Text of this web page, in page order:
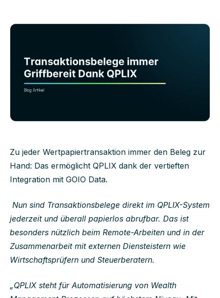
Zu jeder Wertpapiertransaktion immer den Beleg zur
Hand: Das ermöglicht QPLIX dank der vertieften
Integration mit GOIO Data.
Nun sind Transaktionsbelege direkt im QPLIX-System
jederzeit und überall papierlos abrufbar. Das ist
besonders nützlich beim Remote-Arbeiten und in der
Zusammenarbeit mit externen Diensteistern wie
Wirtschaftsprüfern und Steuerberatern.
„QPLIX steht für Automatisierung von Wealth